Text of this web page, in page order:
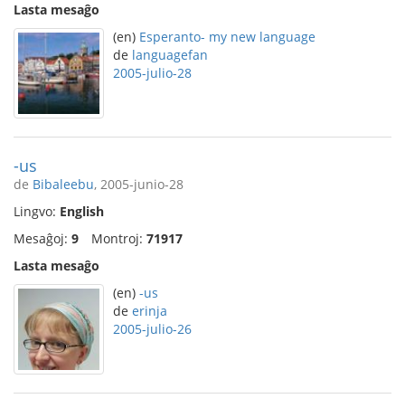
Lasta mesaĝo
(en) Esperanto- my new language
de languagefan
2005-julio-28
-us
de Bibaleebu, 2005-junio-28
Lingvo: English
Mesaĝoj: 9 Montroj: 71917
Lasta mesaĝo
(en) -us
de erinja
2005-julio-26